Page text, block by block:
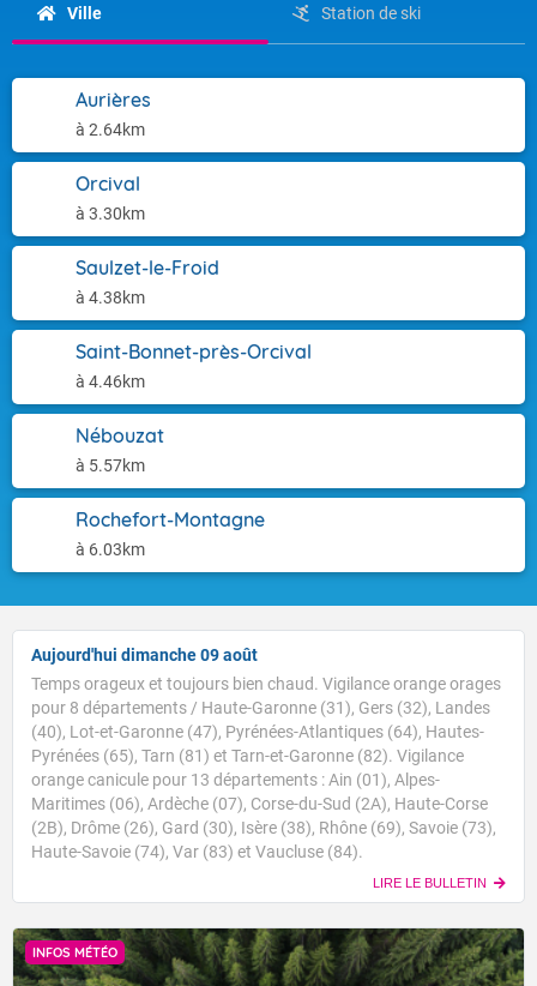
Ville Station de ski
Aurières
à 2.64km
Orcival
à 3.30km
Saulzet-le-Froid
à 4.38km
Saint-Bonnet-près-Orcival
à 4.46km
Nébouzat
à 5.57km
Rochefort-Montagne
à 6.03km
Aujourd'hui dimanche 09 août
Temps orageux et toujours bien chaud. Vigilance orange orages
pour 8 départements / Haute-Garonne (31), Gers (32), Landes
(40), Lot-et-Garonne (47), Pyrénées-Atlantiques (64), Hautes-
Pyrénées (65), Tarn (81) et Tarn-et-Garonne (82). Vigilance
orange canicule pour 13 départements : Ain (01), Alpes-
Maritimes (06), Ardèche (07), Corse-du-Sud (2A), Haute-Corse
(2B), Drôme (26), Gard (30), Isère (38), Rhône (69), Savoie (73),
Haute-Savoie (74), Var (83) et Vaucluse (84).
LIRE LE BULLETIN
INFOS MÉTÉO